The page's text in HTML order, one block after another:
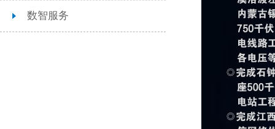
数智服务
投资运营